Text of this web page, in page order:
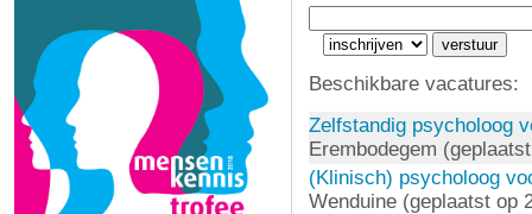
Beschikbare vacatures:
Zelfstandig psycholoog
Erembodegem
(Klinisch) psycholoog
Wenduine (geplaatst op